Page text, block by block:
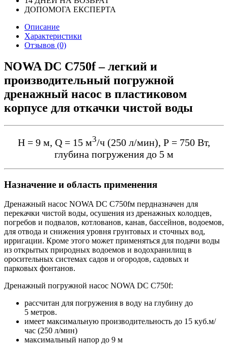
ДОПОМОГА ЕКСПЕРТА
Описание
Характеристики
Отзывов (0)
NOWA DC C750f – легкий и
производительный погружной
дренажный насос в пластиковом
корпусе для откачки чистой воды
Н = 9 м, Q = 15 м3/ч (250 л/мин), Р = 750 Вт,
глубина погружения до 5 м
Назначение и область применения
Дренажный насос NOWA DC C750fм пердназначен для
перекачки чистой воды, осушения из дренажных колодцев,
погребов и подвалов, котлованов, канав, бассейнов, водоемов,
для отвода и снижения уровня грунтовых и сточных вод,
ирригации. Кроме этого может применяться для подачи воды
из открытых природных водоемов и водохранилищ в
оросительных системах садов и огородов, садовых и
парковых фонтанов.
Дренажный погружной насос NOWA DC C750f:
рассчитан для погружения в воду на глубину до
5 метров.
имеет максимальную производительность до 15 куб.м/
час (250 л/мин)
максимальный напор до 9 м